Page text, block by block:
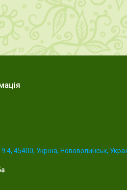
45400, Укрїна, Нововолинськ,